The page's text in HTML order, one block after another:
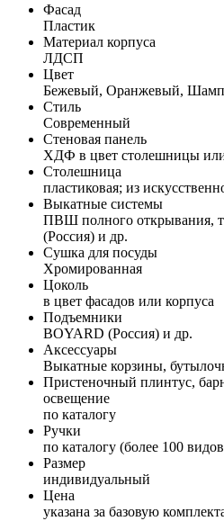
Фасад
Пластик
Материал корпуса
ЛДСП
Цвет
Бежевый, Оранжевый,
Стиль
Современный
Стеновая панель
ХДФ в цвет столешницы
Столешница
пластиковая; из
Выкатные системы
ПВШ полного открывания,
(Россия) и др.
Сушка для посуды
Хромированная
Цоколь
в цвет фасадов или корпуса
Подъемники
BOYARD (Россия) и др.
Аксессуары
Выкатные корзины,
Пристеночный плинтус,
освещение
по каталогу
Ручки
по каталогу (более 100
Размер
индивидуальный
Цена
указана за базовую